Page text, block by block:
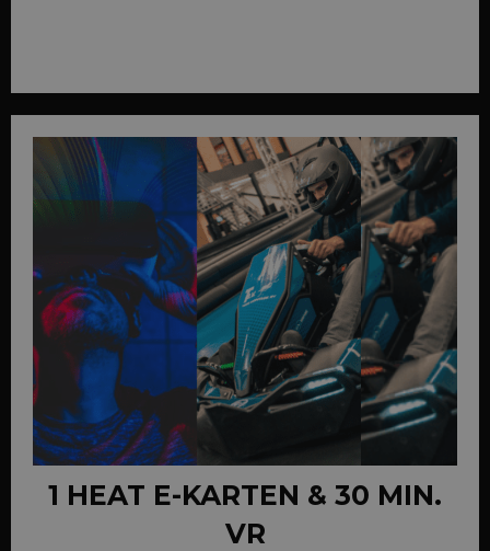
1 HEAT E-KARTEN & 30 MIN.
VR